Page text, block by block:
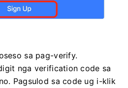
sa pag-verify.
nga verification code sa
Pagsulod sa code ug i-klik